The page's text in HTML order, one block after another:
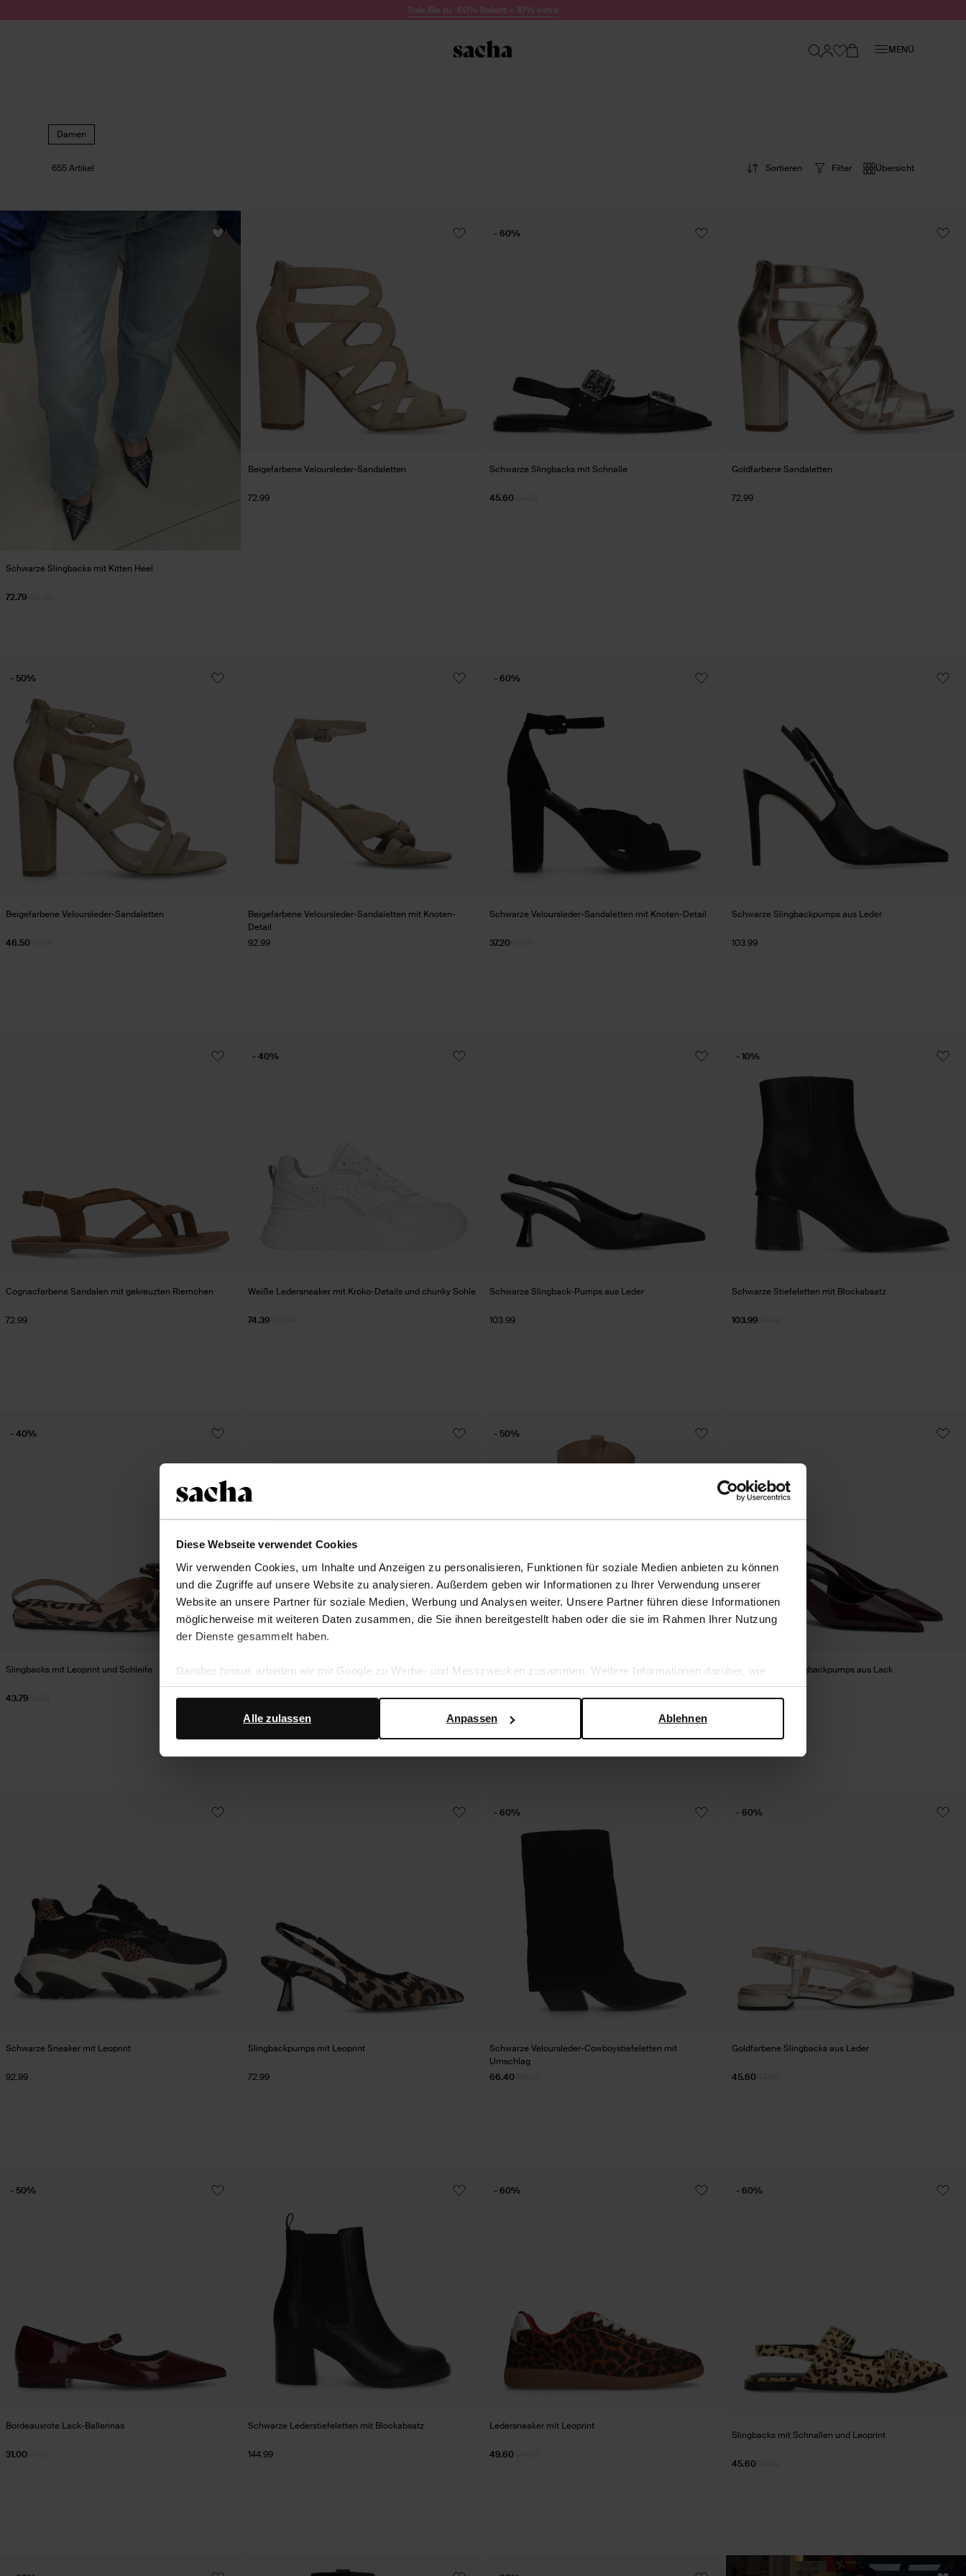
Diese Webseite verwendet Cookies
Wir verwenden Cookies, um Inhalte und Anzeigen zu personalisieren, Funktionen für soziale Medien anbieten zu können
und die Zugriffe auf unsere Website zu analysieren. Außerdem geben wir Informationen zu Ihrer Verwendung unserer
Website an unsere Partner für soziale Medien, Werbung und Analysen weiter. Unsere Partner führen diese Informationen
möglicherweise mit weiteren Daten zusammen, die Sie ihnen bereitgestellt haben oder die sie im Rahmen Ihrer Nutzung
der Dienste gesammelt haben.
Darüber hinaus arbeiten wir mit Google zu Werbe- und Messzwecken zusammen. Weitere Informationen darüber, wie
Google Ihre personenbezogenen Daten verwendet, finden Sie auf derSeite zur geschäftlichen Sicherheit und zum
Ablehnen
Anpassen
Alle zulassen
Sale Bis zu -60% Rabatt + 10% extra
MENÜ
Damen
Filter Übersicht
655 Artikel Sortieren
Schwarze Slingbacks mit Kitten Heel
72.79
- 30%
Beigefarbene Veloursleder-Sandaletten
72.99
Schwarze Slingbacks mit Schnalle
45.60
- 60%
Goldfarbene Sandaletten
72.99
Beigefarbene Veloursleder-Sandaletten
46.50
- 50%
Beigefarbene Veloursleder-Sandaletten mit Knoten-
Detail
92.99
Schwarze Veloursleder-Sandaletten mit Knoten-Detail
37.20
- 60%
Schwarze Slingbackpumps aus Leder
103.99
Cognacfarbene Sandalen mit gekreuzten Riemchen
72.99
Weiße Ledersneaker mit Kroko-Details und chunky Sohle
123.98
74.39
- 40%
Schwarze Slingback-Pumps aus Leder
103.99
Schwarze Stiefeletten mit Blockabsatz
115.00
103.99
- 10%
Slingbacks mit Leoprint und Schleife
43.79
- 40%
Taupefarbene Veloursleder-Slipper
92.99
Beigefarbene Veloursleder-Cowboystiefel mit Umschlag
217.00
108.50
- 50%
Bordeauxrote Slingbackpumps aus Lack
72.99
Schwarze Sneaker mit Leoprint
92.99
Slingbackpumps mit Leoprint
72.99
Schwarze Veloursleder-Cowboystiefeletten mit
Umschlag
66.40
- 60%
Goldfarbene Slingbacks aus Leder
114.00
45.60
- 60%
Bordeauxrote Lack-Ballerinas
31.00
- 50%
Schwarze Lederstiefeletten mit Blockabsatz
144.99
Ledersneaker mit Leoprint
49.60
- 60%
Slingbacks mit Schnallen und Leoprint
114.00
45.60
- 60%